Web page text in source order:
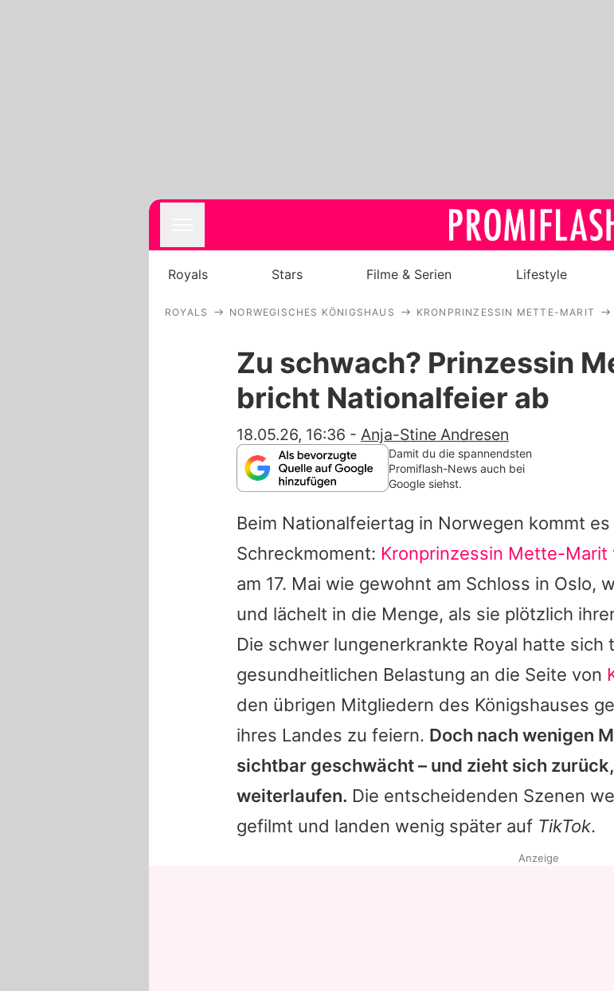
Royals
Stars
Filme & Serien
Familie & Liebe
Alle Themen auf
App runterladen
Team
Redaktionelle
Impressum
Datenschutzerklärung
Nutzungsbedingungen
Royals Stars Filme & Serien Lifestyle
ROYALS NORWEGISCHES KÖNIGSHAUS KRONPRINZESSIN METTE-MARIT
Zu schwach? Prinzessin
bricht Nationalfeier ab
18.05.26, 16:36 - Anja-Stine Andresen
Damit du die spannendsten
Promiflash-News auch bei
Google siehst.
Beim Nationalfeiertag in Norwegen kommt
Schreckmoment: Kronprinzessin Mette-Marit
am 17. Mai wie gewohnt am Schloss in Oslo,
und lächelt in die Menge, als sie plötzlich
Die schwer lungenerkrankte Royal hatte sich
gesundheitlichen Belastung an die Seite von
den übrigen Mitgliedern des Königshauses
ihres Landes zu feiern. Doch nach wenigen
sichtbar geschwächt – und zieht sich
weiterlaufen. Die entscheidenden Szenen
gefilmt und landen wenig später auf TikTok.
Anzeige